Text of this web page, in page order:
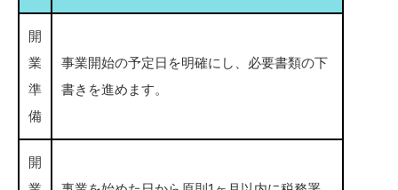
開
業
準
備
事業開始の予定日を明確にし、必要書類の下
書きを進めます。
開